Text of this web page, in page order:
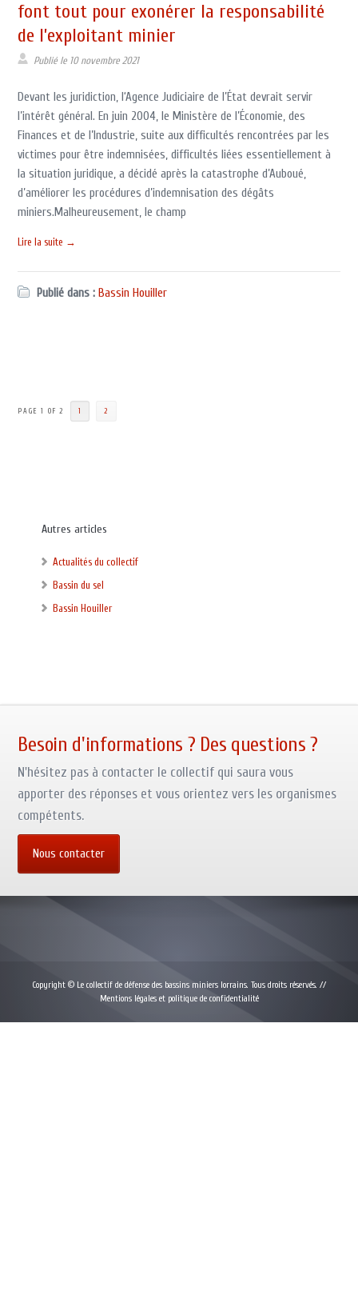
font tout pour exonérer la responsabilité
de l’exploitant minier
Publié le 10 novembre 2021
Devant les juridiction, l‘Agence Judiciaire de l’État devrait servir
l’intérêt général. En juin 2004, le Ministère de l’Économie, des
Finances et de l’Industrie, suite aux difficultés rencontrées par les
victimes pour être indemnisées, difficultés liées essentiellement à
la situation juridique, a décidé après la catastrophe d’Auboué,
d’améliorer les procédures d’indemnisation des dégâts
miniers.Malheureusement, le champ
Lire la suite →
Publié dans : Bassin Houiller
PAGE 1 OF 2 1 2
Autres articles
Actualités du collectif
Bassin du sel
Bassin Houiller
Besoin d'informations ? Des questions ?
N'hésitez pas à contacter le collectif qui saura vous
apporter des réponses et vous orientez vers les organismes
compétents.
Nous contacter
Copyright © Le collectif de défense des bassins miniers lorrains. Tous droits réservés. //
Mentions légales et politique de confidentialité